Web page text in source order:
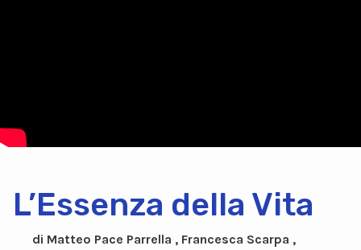
L’Essenza della Vita
di Matteo Pace Parrella , Francesca Scarpa ,